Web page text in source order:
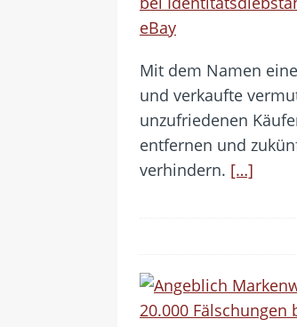
Mit dem Namen
und verkaufte
unzufriedenen
entfernen und
verhindern. […]